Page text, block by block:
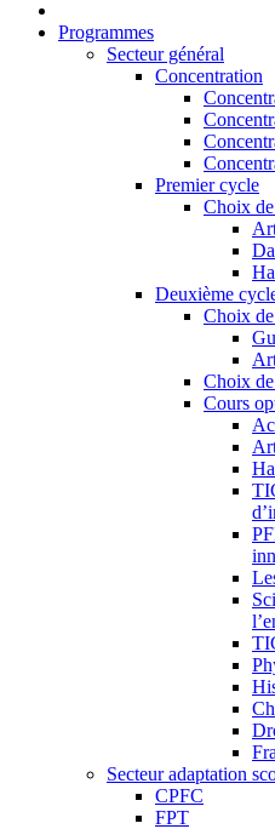
Programmes
Secteur général
Concentration
Premier cycle
Choix
Deuxième
Choix
Choix de
Cours
Secteur adaptation
CPFC
FPT